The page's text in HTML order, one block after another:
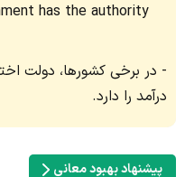
has the authority
در برخی کشورها، دولت
درآمد را دارد.
پیشنهاد بهبود معانی